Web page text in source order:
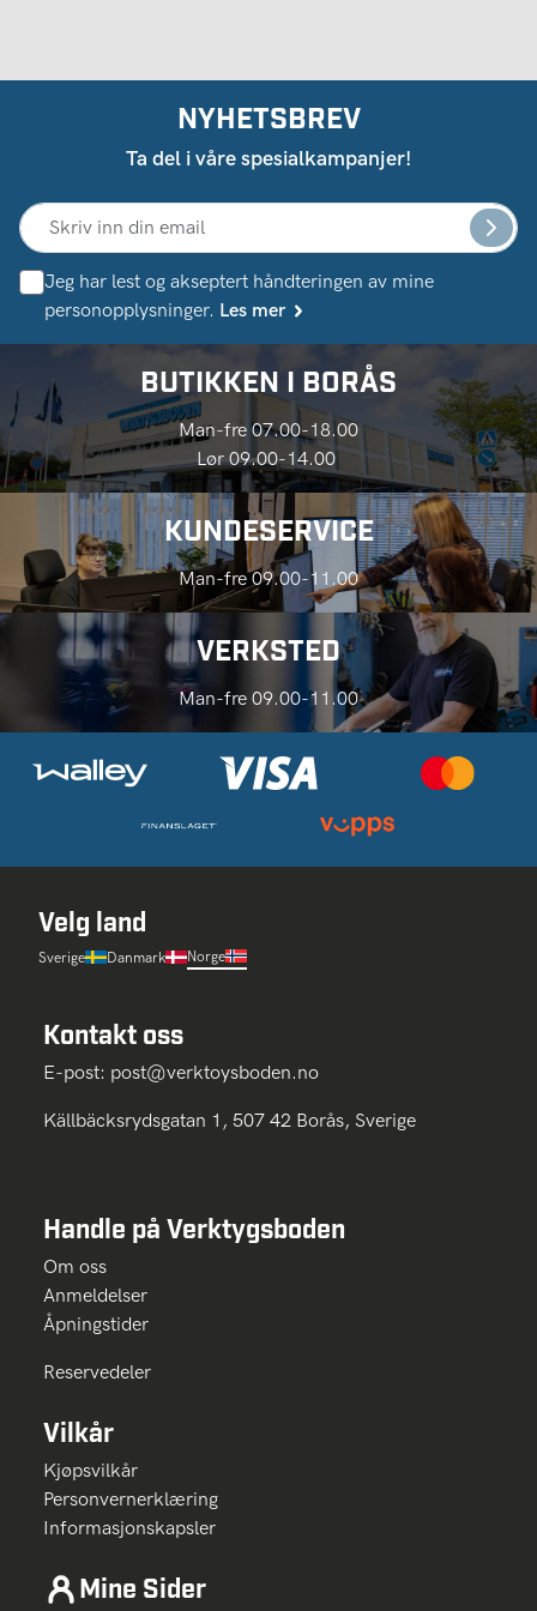
NYHETSBREV
Ta del i våre spesialkampanjer!
Jeg har lest og akseptert håndteringen av mine
personopplysninger. Les mer
BUTIKKEN I BORÅS
Man-fre 07.00-18.00
Lør 09.00-14.00
KUNDESERVICE
Man-fre 09.00-11.00
VERKSTED
Man-fre 09.00-11.00
Velg land
Sverige Danmark Norge
Kontakt oss
E-post: post@verktoysboden.no
Källbäcksrydsgatan 1, 507 42 Borås, Sverige
Handle på Verktygsboden
Om oss
Anmeldelser
Åpningstider
Reservedeler
Vilkår
Kjøpsvilkår
Personvernerklæring
Informasjonskapsler
Mine Sider